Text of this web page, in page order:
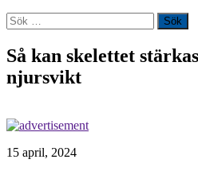
Sök
efter:
Så kan skelettet
njursvikt
15 april, 2024